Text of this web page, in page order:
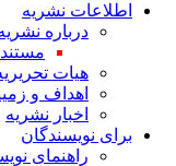
اطلاعات نشریه
درباره نشریه
هیات تحریریه
اهداف و
اخبار نشریه
برای نویسندگان
راهنمای